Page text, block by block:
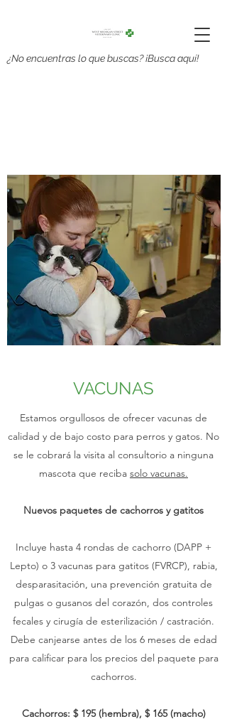
¿No encuentras lo que buscas? ¡Busca aquí!
VACUNAS
Estamos orgullosos de ofrecer vacunas de
calidad y de bajo costo para perros y gatos. No
se le cobrará la visita al consultorio a ninguna
mascota que reciba solo vacunas.
Nuevos paquetes de cachorros y gatitos
Incluye hasta 4 rondas de cachorro (DAPP +
Lepto) o 3 vacunas para gatitos (FVRCP), rabia,
desparasitación, una prevención gratuita de
pulgas o gusanos del corazón, dos controles
fecales y cirugía de esterilización / castración.
Debe canjearse antes de los 6 meses de edad
para calificar para los precios del paquete para
cachorros.
Cachorros: $ 195 (hembra), $ 165 (macho)